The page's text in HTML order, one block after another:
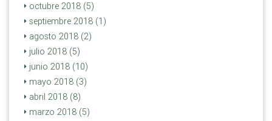
octubre 2018 (5)
septiembre 2018 (1)
agosto 2018 (2)
julio 2018 (5)
junio 2018 (10)
mayo 2018 (3)
abril 2018 (8)
marzo 2018 (5)